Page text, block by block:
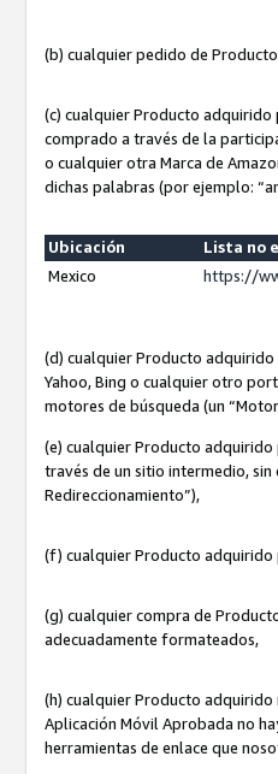
(b) cualquier pedido de
(c) cualquier Producto adquirido
comprado a través de la
o cualquier otra Marca de
dichas palabras (por ejemplo:
Ubicación
Lista no
Mexico
https://
(d) cualquier Producto
Yahoo, Bing o cualquier otro
motores de búsqueda (un
(e) cualquier Producto adquirido
través de un sitio intermedio, sin
Redireccionamiento”),
(f) cualquier Producto adquirido
(g) cualquier compra de
adecuadamente formateados,
(h) cualquier Producto adquirido
Aplicación Móvil Aprobada no
herramientas de enlace que